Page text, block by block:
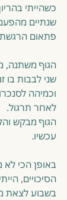
כשהייתי
שנתיים
פתאום
הגוף משתנה,
שני לבבות בו
וכמיהה
לאחר תרגול.
הגוף מבקש
עכשיו.
באופן הכי לא
הסיכויים,
בשבוע לצאת